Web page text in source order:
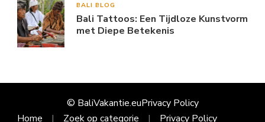
BALI BLOG
Bali Tattoos: Een Tijdloze Kunstvorm
met Diepe Betekenis
© BaliVakantie.euPrivacy Policy
Home
Zoek op categorie Privacy Policy